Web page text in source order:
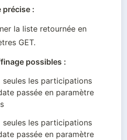
précise :
la liste retournée en
GET.
possibles :
les participations
passée en paramètre
les participations
passée en paramètre